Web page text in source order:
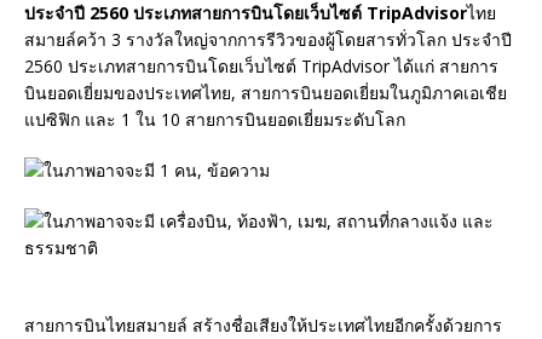
ประจำปี 2560 ประเภทสายการบินโดยเว็บไซต์ TripAdvisorไทย
สมายล์คว้า 3 รางวัลใหญ่จากการรีวิวของผู้โดยสารทั่วโลก ประจำปี
2560 ประเภทสายการบินโดยเว็บไซต์ TripAdvisor ได้แก่ สายการ
บินยอดเยี่ยมของประเทศไทย, สายการบินยอดเยี่ยมในภูมิภาคเอเชีย
แปซิฟิก และ 1 ใน 10 สายการบินยอดเยี่ยมระดับโลก
สายการบินไทยสมายล์ สร้างชื่อเสียงให้ประเทศไทยอีกครั้งด้วยการ